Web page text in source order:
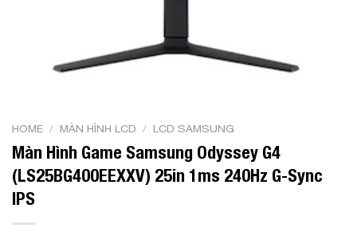
HOME / MÀN HÌNH LCD / LCD SAMSUNG
Màn Hình Game Samsung Odyssey G4
(LS25BG400EEXXV) 25in 1ms 240Hz G-Sync
IPS